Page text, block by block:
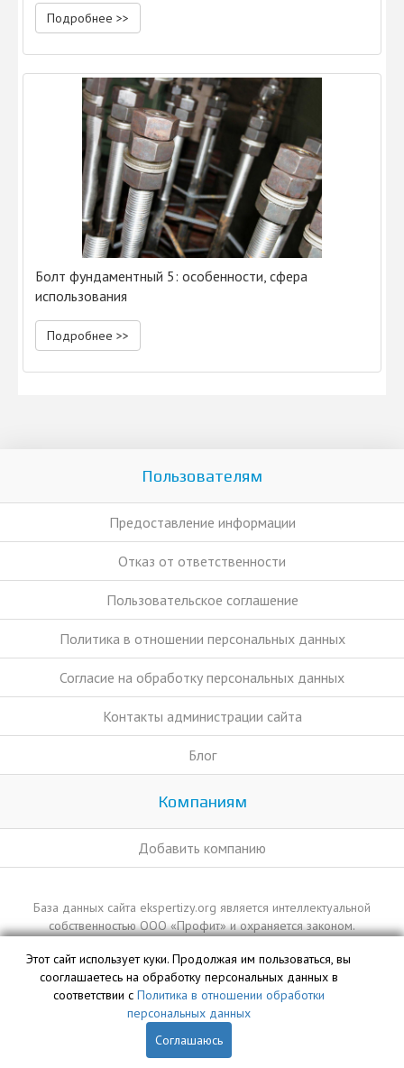
Подробнее >>
Болт фундаментный 5: особенности, сфера
использования
Подробнее >>
Пользователям
Предоставление информации
Отказ от ответственности
Пользовательское соглашение
Политика в отношении персональных данных
Согласие на обработку персональных данных
Контакты администрации сайта
Блог
Компаниям
Добавить компанию
База данных сайта ekspertizy.org является интеллектуальной
собственностью ООО «Профит» и охраняется законом.
Этот сайт использует куки. Продолжая им пользоваться, вы
сооглашаетесь на обработку персональных данных в
соответствии с Политика в отношении обработки
персональных данных
Соглашаюсь